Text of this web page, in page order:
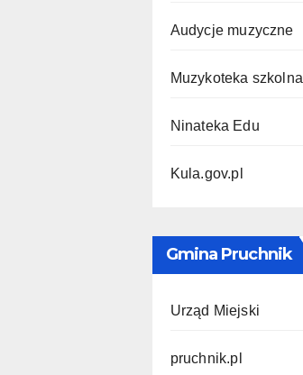
Audycje muzyczne
Muzykoteka szkolna
Ninateka Edu
Kula.gov.pl
Gmina Pruchnik
Urząd Miejski
pruchnik.pl